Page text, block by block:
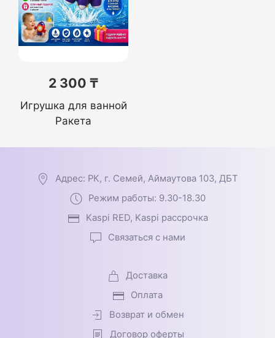
2 300 ₸
Игрушка для ванной
Ракета
Адрес: РК, г. Семей, Аймаутова 103, ДБТ
Режим работы: 9.30-18.30
Kaspi RED, Kaspi рассрочка
Связаться с нами
Доставка
Оплата
Возврат и обмен
Договор оферты